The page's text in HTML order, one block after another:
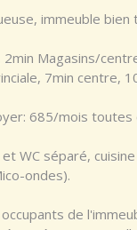
immeuble bien
2min Magasins/
7min centre,
685/mois toutes
WC séparé,
ondes).
de